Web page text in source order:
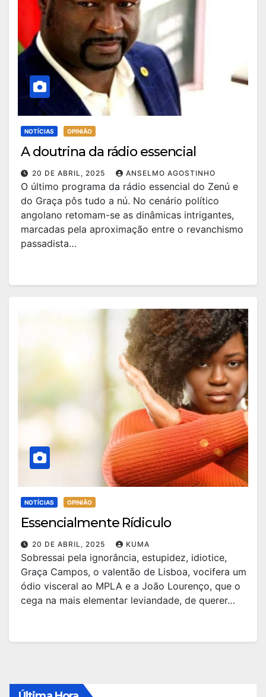
NOTÍCIAS OPINIÃO
A doutrina da rádio essencial
20 DE ABRIL, 2025 ANSELMO AGOSTINHO
O último programa da rádio essencial do Zenú e
do Graça pôs tudo a nú. No cenário político
angolano retomam-se as dinâmicas intrigantes,
marcadas pela aproximação entre o revanchismo
passadista…
NOTÍCIAS OPINIÃO
Essencialmente Rídiculo
20 DE ABRIL, 2025 KUMA
Sobressai pela ignorância, estupidez, idiotice,
Graça Campos, o valentão de Lisboa, vocifera um
ódio visceral ao MPLA e a João Lourenço, que o
cega na mais elementar leviandade, de querer…